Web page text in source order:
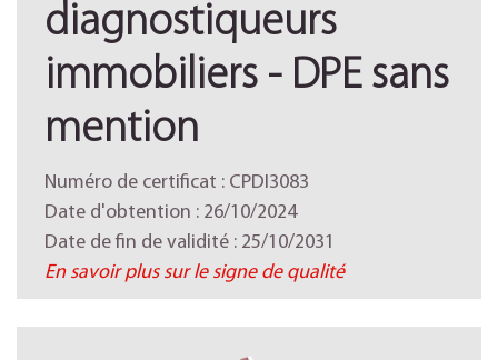
diagnostiqueurs
immobiliers - DPE sans
mention
Numéro de certificat : CPDI3083
Date d'obtention : 26/10/2024
Date de fin de validité : 25/10/2031
En savoir plus sur le signe de qualité